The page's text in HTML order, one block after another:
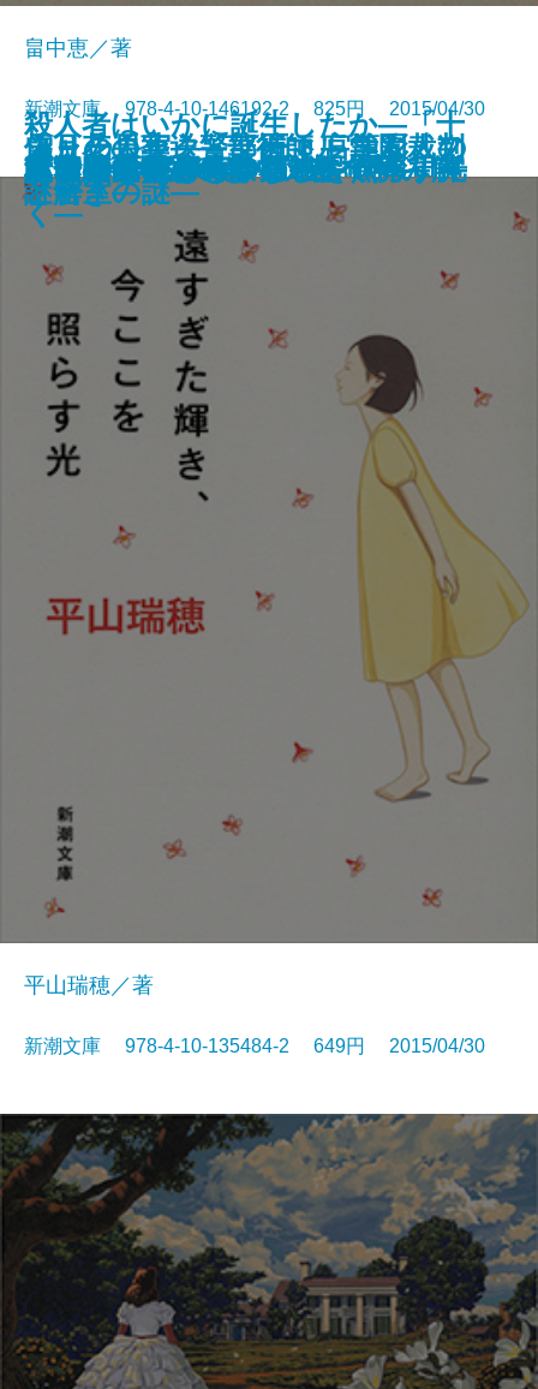
ピーター・パンとウェンディ
偽りの果実―警部補マルコム・フ
ォックス―
暗殺者ソラ―大神兄弟探偵社―
さとり世代探偵のゆるやかな日常
忘却のレーテ
日本原爆開発秘録
私と踊って
あるキング―完全版―
ふむふむ―おしえて、お仕事！―
けさくしゃ
畠中恵／著
新潮文庫 978-4-10-146192-2 825円 2015/04/30
遠すぎた輝き、今ここを照らす光
平山瑞穂／著
新潮文庫 978-4-10-135484-2 649円 2015/04/30
風と共に去りぬ 第1巻
風と共に去りぬ 第2巻
雪月花の葬送―華術師 宮籠彩人の
謎解き―
シャーロック・ノート―学園裁判
と密室の謎―
殺人者はいかに誕生したか―「十
大凶悪事件」を獄中対話で読み解
く―
まひるの散歩
あと少し、もう少し
迷宮
幸四郎的奇跡のはなし